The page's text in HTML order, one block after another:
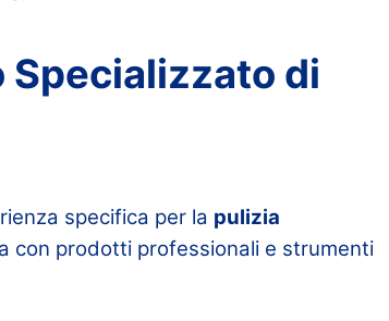
Specializzato di
specifica per la pulizia
con prodotti professionali e strumenti